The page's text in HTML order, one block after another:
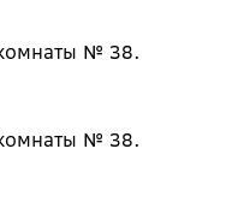
№ 38.
№ 38.